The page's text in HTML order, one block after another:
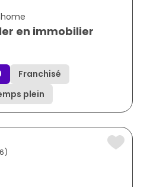
en immobilier
Franchisé
plein